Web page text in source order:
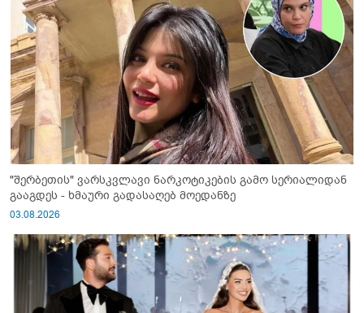
"შერბეთის" ვარსკვლავი ნარკოტიკების გამო სერიალიდან
გააგდეს - ხმაური გადასაღებ მოედანზე
03.08.2026